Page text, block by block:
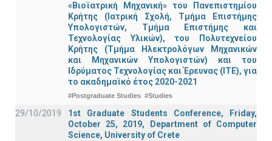
«Βιοϊατρική Μηχανική» του Πανεπιστημίου
Κρήτης (Ιατρική Σχολή, Τμήμα Επιστήμης
Υπολογιστών, Τμήμα Επιστήμης και
Τεχνολογίας Υλικών), του Πολυτεχνείου
Κρήτης (Τμήμα Ηλεκτρολόγων Μηχανικών
και Μηχανικών Υπολογιστών) και του
Ιδρύματος Τεχνολογίας και Έρευνας (ΙΤΕ), για
το ακαδημαϊκό έτος 2020-2021
#Postgraduate Studies #Studies
29/10/2019
1st Graduate Students Conference, Friday,
October 25, 2019, Department of Computer
Science, University of Crete